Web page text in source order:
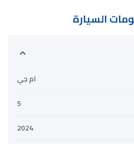
السيارة
ام جي
5
2024